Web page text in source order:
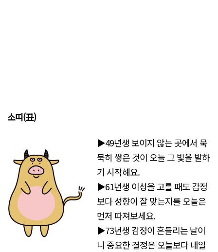
소띠(丑)
▶49년생 보이지 않는 곳에서 묵
묵히 쌓은 것이 오늘 그 빛을 발하
기 시작해요.
▶61년생 이성을 고를 때도 감정
보다 성향이 잘 맞는지를 오늘은
먼저 따져보세요.
▶73년생 감정이 흔들리는 날이
니 중요한 결정은 오늘보다 내일